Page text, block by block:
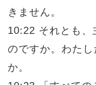
きません。
10:22 それとも、
のですか。わた
か。